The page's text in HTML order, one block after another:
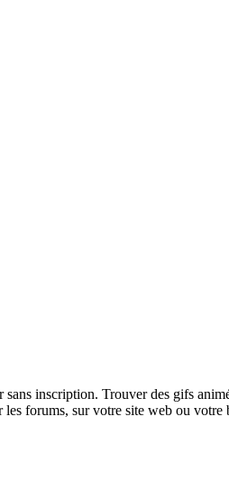
inscription. Trouver des gifs
les forums, sur votre site web ou